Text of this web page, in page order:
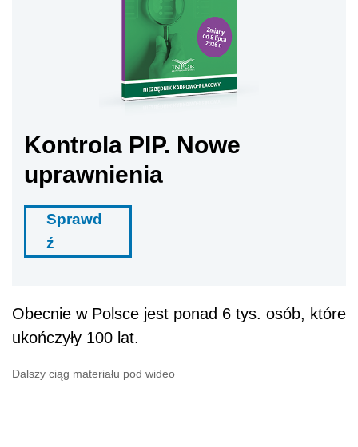
Kontrola PIP. Nowe
uprawnienia
Sprawd
ź
Obecnie w Polsce jest ponad 6 tys. osób, które
ukończyły 100 lat.
Dalszy ciąg materiału pod wideo